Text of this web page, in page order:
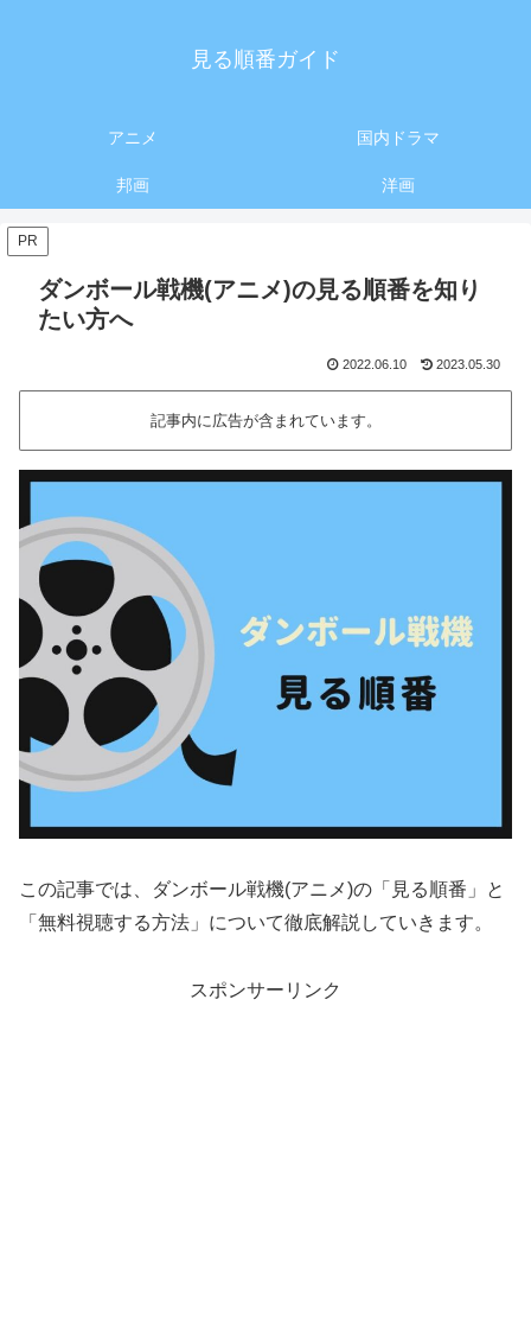
見る順番ガイド
アニメ 国内ドラマ
邦画 洋画
PR
ダンボール戦機(アニメ)の見る順番を知り
たい方へ
2022.06.10 2023.05.30
記事内に広告が含まれています。
この記事では、ダンボール戦機(アニメ)の「見る順番」と
「無料視聴する方法」について徹底解説していきます。
スポンサーリンク